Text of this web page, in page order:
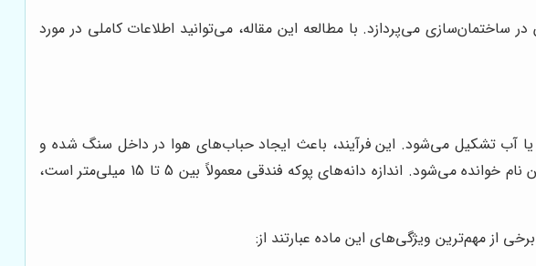
ساختمان‌سازی می‌پردازد. با مطالعه این مقاله، می‌توانید اطلاعات کاملی در مورد
آب تشکیل می‌شود. این فرآیند، باعث ایجاد حباب‌های هوا در داخل سنگ شده و
ساختاری سبک و متخلخل را به آن می‌بخشد. پوکه فندقی، به دلیل شباهت ظاهری دانه‌های آن به فندق، به این نام خوانده می‌شود. اندازه دانه‌های پوکه فندقی معمولاً بین 5 تا 15 میلی‌متر است،
از مهم‌ترین ویژگی‌های این ماده عبارتند از: